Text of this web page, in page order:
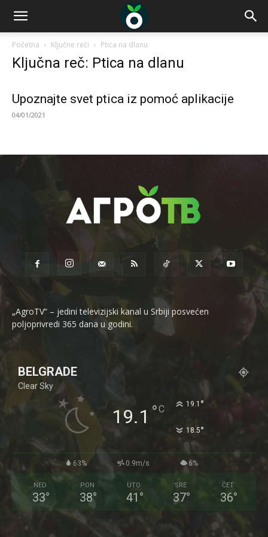
Početna Ključne reči Ptica na dlanu
Ključna reč: Ptica na dlanu
Upoznajte svet ptica iz pomoć aplikacije
04/01/2021
„AgroTV“ – jedini televizijski kanal u Srbiji posvećen
poljoprivredi 365 dana u godini.
BELGRADE
Clear Sky
19.1 °C 19.1 °
18.5°
63% 0.9m/s 6%
NED
33°
PON
38°
UTO
41 °
SRE
37°
ČET
36°